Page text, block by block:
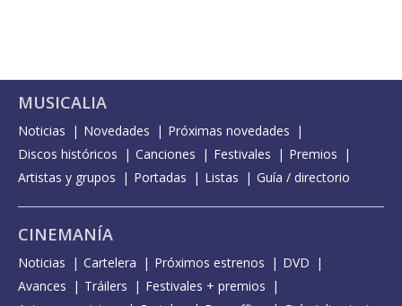
MUSICALIA
Noticias Novedades
Próximas novedades
Discos históricos
Canciones Festivales
Premios
Artistas y grupos
Portadas Listas Guía / directorio
CINEMANÍA
Noticias Cartelera Próximos estrenos
DVD
Avances
Tráilers
Festivales + premios